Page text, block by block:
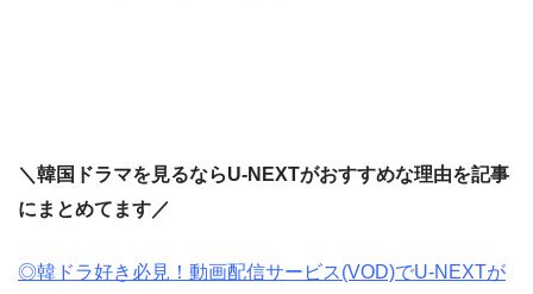
＼韓国ドラマを見るならU-NEXTがおすすめな理由を記事
にまとめてます／
◎韓ドラ好き必見！動画配信サービス(VOD)でU-NEXTが